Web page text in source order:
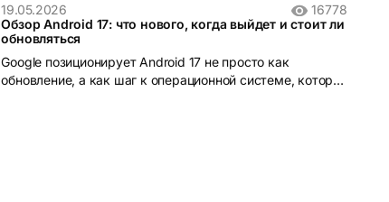
19.05.2026
16778
Обзор Android 17: что нового, когда выйдет и стоит ли
обновляться
Google позиционирует Android 17 не просто как
обновление, а как шаг к операционной системе, которая